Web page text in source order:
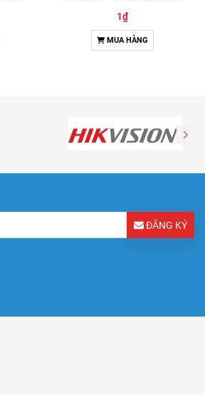
1₫
MUA HÀNG
ĐĂNG KÝ